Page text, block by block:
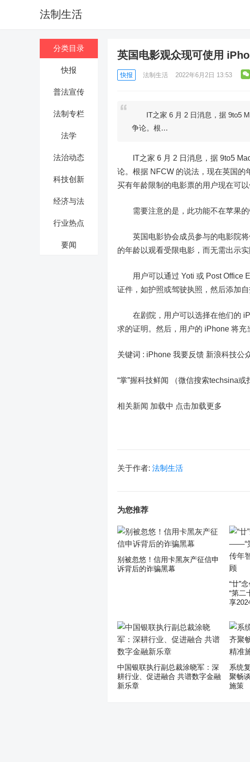
法制生活
分类目录
快报
普法宣传
法制专栏
法学
法治动态
科技创新
经济与法
行业热点
要闻
英国电影观众现可使用
快报 法制生活 2022年6月2日 13:53
IT之家 6 月 2 日消息，据 9to5
争论。根…
IT之家 6 月 2 日消息，据 9to5 Mac
论。根据 NFCW 的说法，现在英国的
买有年龄限制的电影票的用户现在可
需要注意的是，此功能不在苹果
英国电影协会成员参与的电影院将
的年龄以观看受限电影，而无需出示实
用户可以通过 Yoti 或 Post Office
证件，如护照或驾驶执照，然后添加
在剧院，用户可以选择在他们的
求的证明。然后，用户的 iPhone 将充
关键词 : iPhone 我要反馈 新浪科技公
“掌”握科技鲜闻 （微信搜索techsina或
相关新闻 加载中 点击加载更多
关于作者: 法制生活
为您推荐
别被忽悠！信用卡黑灰产征信申
诉背后的诈骗黑幕
“廿”
“第二
享
中国银联执行副总裁涂晓军：深
耕行业、促进融合 共谱数字金融
新乐章
系统
聚畅
施策